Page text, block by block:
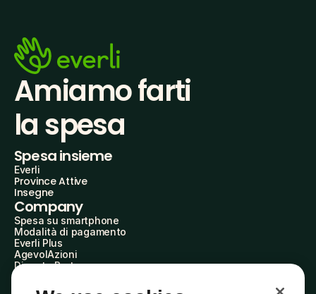
Amiamo farti
la spesa
Spesa insieme
Everli
Province Attive
Insegne
Company
Spesa su smartphone
Modalità di pagamento
Everli Plus
AgevolAzioni
Diventa Partner
Everli Shoppers